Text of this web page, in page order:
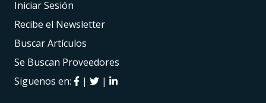
Iniciar Sesión
Recibe el Newsletter
Buscar Artículos
Se Buscan Proveedores
Siguenos en:
| |